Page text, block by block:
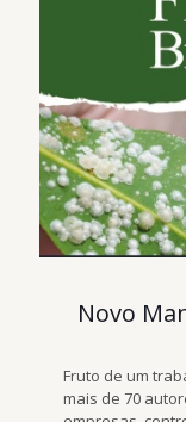
Novo
Fruto de um
mais de 70